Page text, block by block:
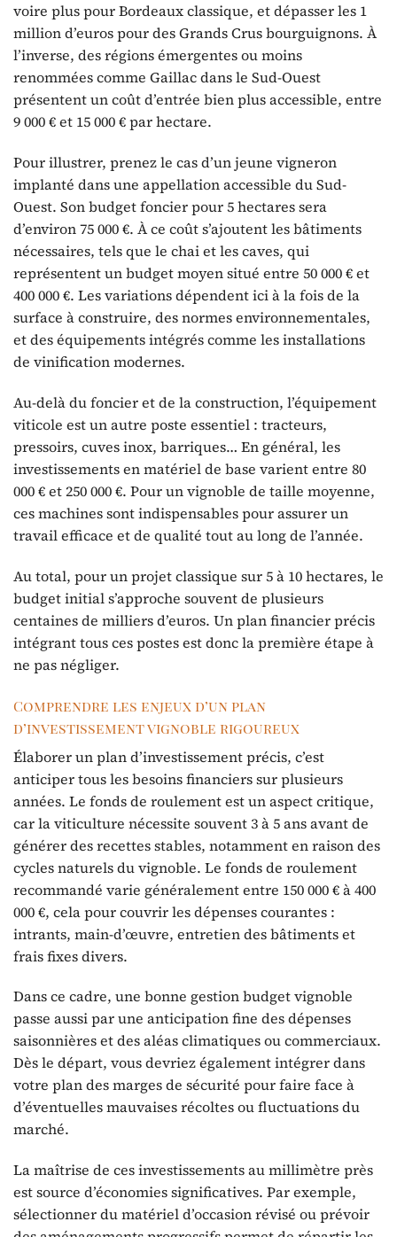
voire plus pour Bordeaux classique, et dépasser les 1
million d’euros pour des Grands Crus bourguignons. À
l’inverse, des régions émergentes ou moins
renommées comme Gaillac dans le Sud-Ouest
présentent un coût d’entrée bien plus accessible, entre
9 000 € et 15 000 € par hectare.
Pour illustrer, prenez le cas d’un jeune vigneron
implanté dans une appellation accessible du Sud-
Ouest. Son budget foncier pour 5 hectares sera
d’environ 75 000 €. À ce coût s’ajoutent les bâtiments
nécessaires, tels que le chai et les caves, qui
représentent un budget moyen situé entre 50 000 € et
400 000 €. Les variations dépendent ici à la fois de la
surface à construire, des normes environnementales,
et des équipements intégrés comme les installations
de vinification modernes.
Au-delà du foncier et de la construction, l’équipement
viticole est un autre poste essentiel : tracteurs,
pressoirs, cuves inox, barriques… En général, les
investissements en matériel de base varient entre 80
000 € et 250 000 €. Pour un vignoble de taille moyenne,
ces machines sont indispensables pour assurer un
travail efficace et de qualité tout au long de l’année.
Au total, pour un projet classique sur 5 à 10 hectares, le
budget initial s’approche souvent de plusieurs
centaines de milliers d’euros. Un plan financier précis
intégrant tous ces postes est donc la première étape à
ne pas négliger.
Comprendre les enjeux d’un plan
d’investissement vignoble rigoureux
Élaborer un plan d’investissement précis, c’est
anticiper tous les besoins financiers sur plusieurs
années. Le fonds de roulement est un aspect critique,
car la viticulture nécessite souvent 3 à 5 ans avant de
générer des recettes stables, notamment en raison des
cycles naturels du vignoble. Le fonds de roulement
recommandé varie généralement entre 150 000 € à 400
000 €, cela pour couvrir les dépenses courantes :
intrants, main-d’œuvre, entretien des bâtiments et
frais fixes divers.
Dans ce cadre, une bonne gestion budget vignoble
passe aussi par une anticipation fine des dépenses
saisonnières et des aléas climatiques ou commerciaux.
Dès le départ, vous devriez également intégrer dans
votre plan des marges de sécurité pour faire face à
d’éventuelles mauvaises récoltes ou fluctuations du
marché.
La maîtrise de ces investissements au millimètre près
est source d’économies significatives. Par exemple,
sélectionner du matériel d’occasion révisé ou prévoir